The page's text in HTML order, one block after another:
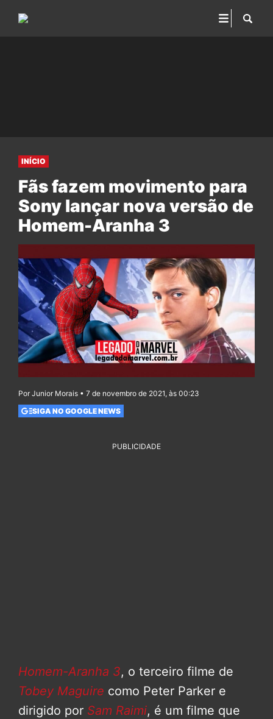
INÍCIO
Fãs fazem movimento para
Sony lançar nova versão de
Homem-Aranha 3
Por Junior Morais • 7 de novembro de 2021, às 00:23
SIGA NO GOOGLE NEWS
PUBLICIDADE
Homem-Aranha 3, o terceiro filme de
Tobey Maguire como Peter Parker e
dirigido por Sam Raimi, é um filme que